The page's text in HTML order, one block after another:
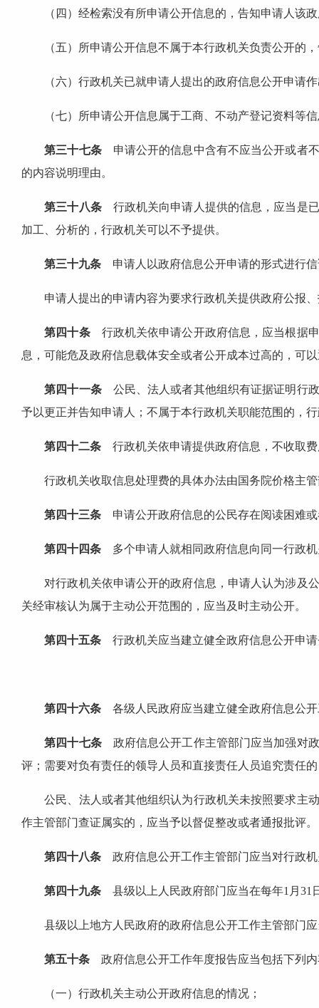
（四）经检索没有所申请公开信息的，告知申请人该政
（五）所申请公开信息不属于本行政机关负责公开的，
（六）行政机关已就申请人提出的政府信息公开申请作
（七）所申请公开信息属于工商、不动产登记资料等信
第三十七条申请公开的信息中含有不应当公开或者不
的内容说明理由。
第三十八条行政机关向申请人提供的信息，应当是已
加工、分析的，行政机关可以不予提供。
第三十九条 申请人以政府信息公开申请的形式进行
申请人提出的申请内容为要求行政机关提供政府公报、
第四十条行政机关依申请公开政府信息，应当根据申
息，可能危及政府信息载体安全或者公开成本过高的，可
第四十一条公民、法人或者其他组织有证据证明行政
予以更正并告知申请人；不属于本行政机关职能范围的，
第四十二条 行政机关依申请提供政府信息，不收取
行政机关收取信息处理费的具体办法由国务院价格主管
第四十三条 申请公开政府信息的公民存在阅读困难
第四十四条 多个申请人就相同政府信息向同一行政
对行政机关依申请公开的政府信息，申请人认为涉及公
关经审核认为属于主动公开范围的，应当及时主动公开。
第四十五条 行政机关应当建立健全政府信息公开申
第四十六条 各级人民政府应当建立健全政府信息公
第四十七条政府信息公开工作主管部门应当加强对政
评；需要对负有责任的领导人员和直接责任人员追究责任
公民、法人或者其他组织认为行政机关未按照要求主动
作主管部门查证属实的，应当予以督促整改或者通报批评。
第四十八条 政府信息公开工作主管部门应当对行政
第四十九条 县级以上人民政府部门应当在每年1月31
县级以上地方人民政府的政府信息公开工作主管部门应
第五十条 政府信息公开工作年度报告应当包括下列
（一）行政机关主动公开政府信息的情况；